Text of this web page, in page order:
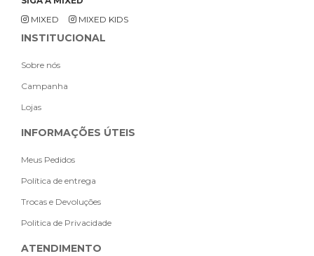
MIXED
MIXED KIDS
INSTITUCIONAL
Sobre nós
Campanha
Lojas
INFORMAÇÕES ÚTEIS
Meus Pedidos
Política de entrega
Trocas e Devoluções
Politica de Privacidade
ATENDIMENTO